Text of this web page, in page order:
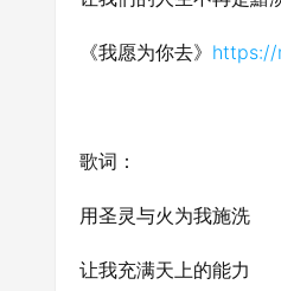
《我愿为你去》 https://
歌词：
用圣灵与火为我施洗
让我充满天上的能力